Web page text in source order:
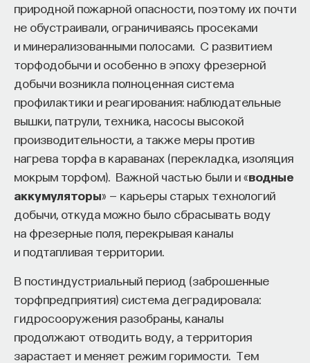
природной пожарной опасности, поэтому их почти
не обустраивали, ограничиваясь просеками
и минерализованными полосами. С развитием
торфодобычи и особенно в эпоху фрезерной
добычи возникла полноценная система
профилактики и реагирования: наблюдательные
вышки, патрули, техника, насосы высокой
производительности, а также меры против
нагрева торфа в караванах (перекладка, изоляция
мокрым торфом). Важной частью были и «водные
аккумуляторы» — карьеры старых технологий
добычи, откуда можно было сбрасывать воду
на фрезерные поля, перекрывая каналы
и подтапливая территории.
В постиндустриальный период (заброшенные
торфпредприятия) система деградировала:
гидросооружения разобраны, каналы
продолжают отводить воду, а территория
зарастает и меняет режим горимости. Тем